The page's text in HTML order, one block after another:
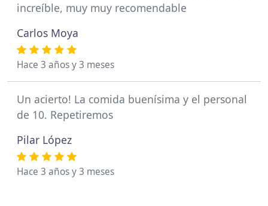
increíble, muy muy recomendable
Carlos Moya
Hace 3 años y 3 meses
Un acierto! La comida buenísima y el personal
de 10. Repetiremos
Pilar López
Hace 3 años y 3 meses